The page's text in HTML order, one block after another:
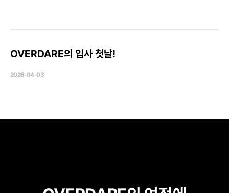
OVERDARE의 입사 첫날!
2026-04-03